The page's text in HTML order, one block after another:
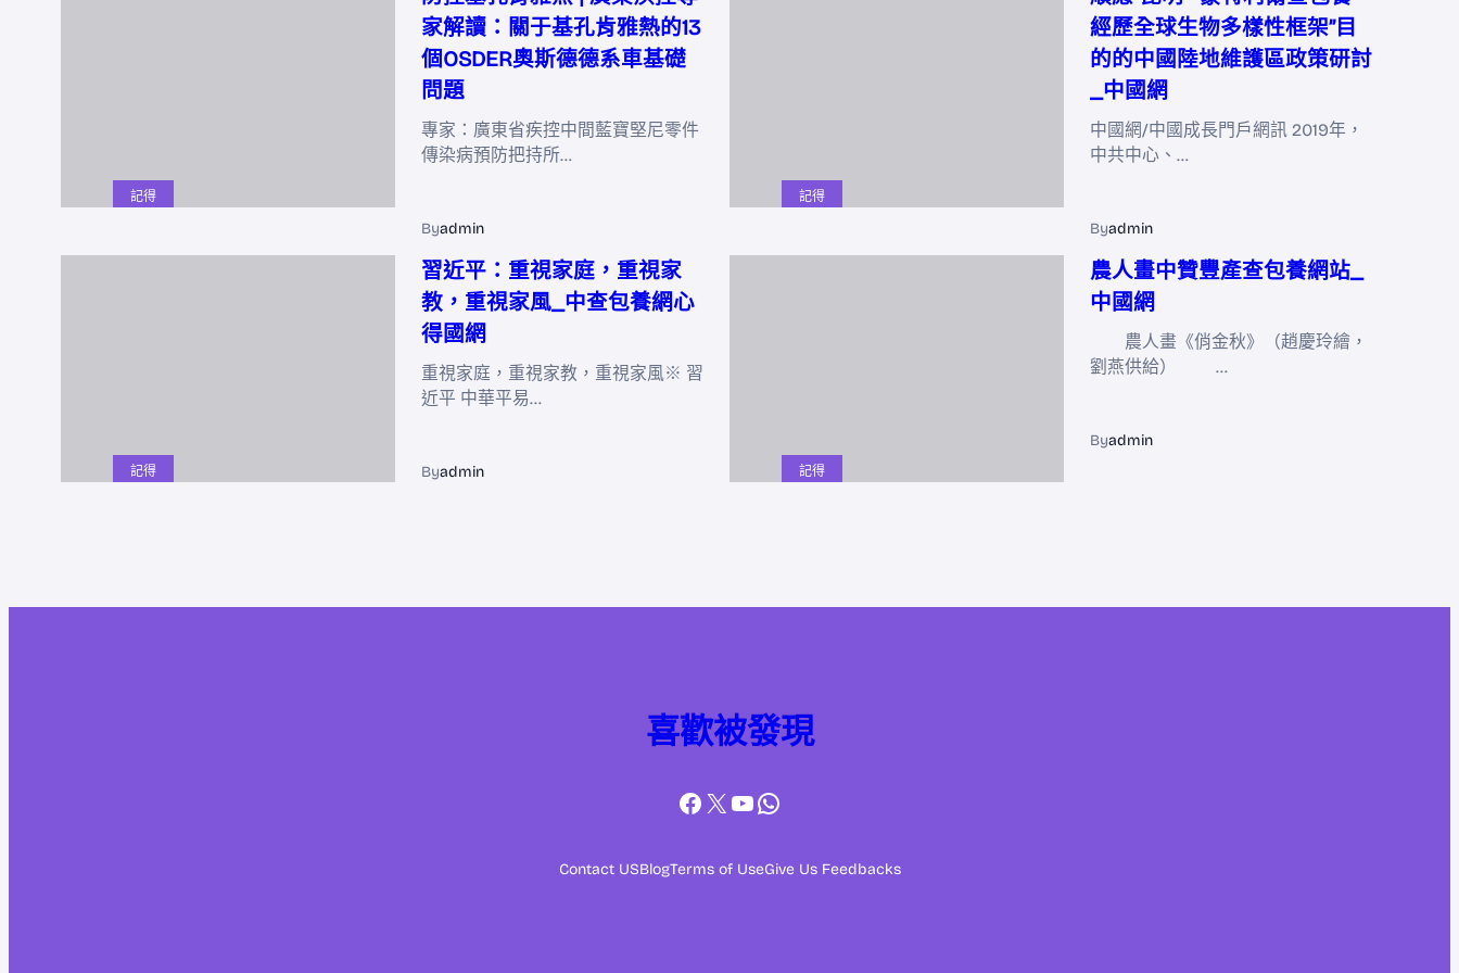
記得
家解讀：關于基孔肯雅熱的13
個OSDER奧斯德德系車基礎
問題
專家：廣東省疾控中間藍寶堅尼零件
傳染病預防把持所…
Byadmin
記得
經歷全球生物多樣性框架”目
的的中國陸地維護區政策研討
_中國網
中國網/中國成長門戶網訊 2019年，
中共中心、…
Byadmin
記得
習近平：重視家庭，重視家
教，重視家風_中查包養網心
得國網
重視家庭，重視家教，重視家風※ 習
近平 中華平易…
Byadmin 記得
農人畫中贊豐產查包養網站_
中國網
農人畫《俏金秋》（趙慶玲繪，
劉燕供給） …
Byadmin
喜歡被發現
Facebook
X YouTube
WhatsApp
Contact USBlogTerms of UseGive Us Feedbacks